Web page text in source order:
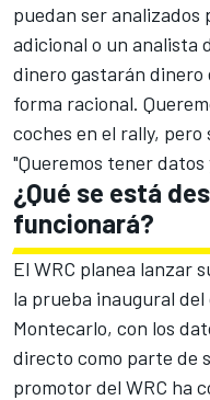
puedan ser
adicional o un analista
dinero gastarán dinero
forma racional.
coches en el rally,
"Queremos tener
¿Qué se está
funcionará?
El WRC planea lanzar
la prueba inaugural
Montecarlo, con los
directo como parte de
promotor del WRC ha